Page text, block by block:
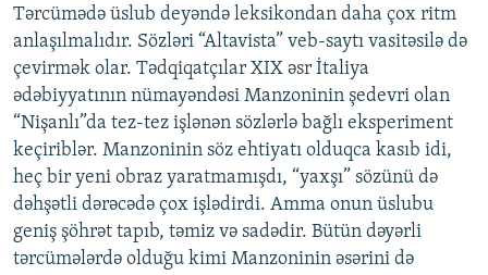
Tərcümədə üslub deyəndə leksikondan daha çox ritm
anlaşılmalıdır. Sözləri “Altavista” veb-saytı vasitəsilə də
çevirmək olar. Tədqiqatçılar XIX əsr İtaliya
ədəbiyyatının nümayəndəsi Manzoninin şedevri olan
“Nişanlı”da tez-tez işlənən sözlərlə bağlı eksperiment
keçiriblər. Manzoninin söz ehtiyatı olduqca kasıb idi,
heç bir yeni obraz yaratmamışdı, “yaxşı” sözünü də
dəhşətli dərəcədə çox işlədirdi. Amma onun üslubu
geniş şöhrət tapıb, təmiz və sadədir. Bütün dəyərli
tərcümələrdə olduğu kimi Manzoninin əsərini də